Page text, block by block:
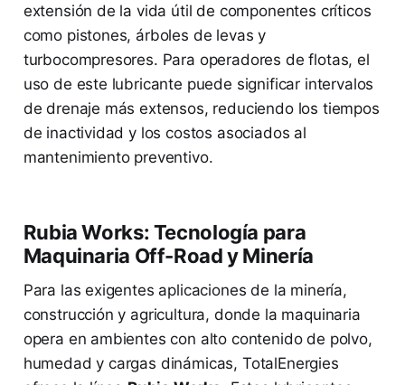
extensión de la vida útil de componentes críticos
como pistones, árboles de levas y
turbocompresores. Para operadores de flotas, el
uso de este lubricante puede significar intervalos
de drenaje más extensos, reduciendo los tiempos
de inactividad y los costos asociados al
mantenimiento preventivo.
Rubia Works: Tecnología para
Maquinaria Off-Road y Minería
Para las exigentes aplicaciones de la minería,
construcción y agricultura, donde la maquinaria
opera en ambientes con alto contenido de polvo,
humedad y cargas dinámicas, TotalEnergies